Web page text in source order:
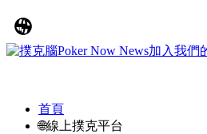
首頁
🌐線上撲克平台